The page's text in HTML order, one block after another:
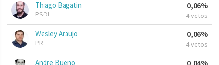
Thiago Bagatin
PSOL
0,06%
4 votos
Wesley Araujo
PR
0,06%
4 votos
Andre Bueno 0,04%